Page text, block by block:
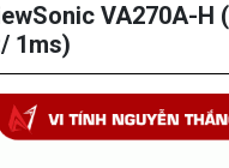
VA270A-H
1ms)